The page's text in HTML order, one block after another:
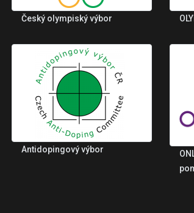
Český olympiský výbor
Antidopingový výbor